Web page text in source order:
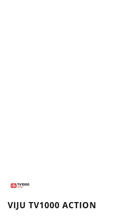
VIJU TV1000 ACTION